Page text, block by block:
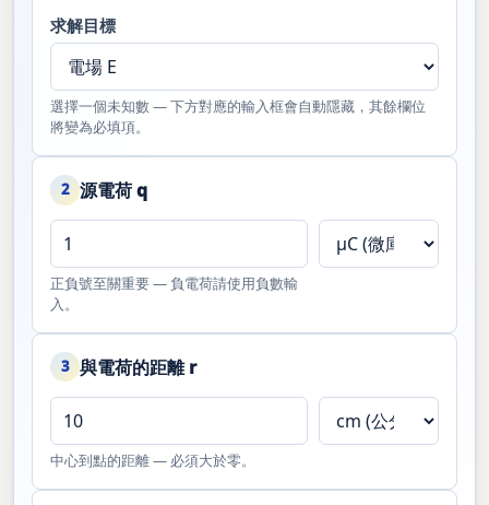
求解目標
選擇一個未知數 — 下方對應的輸入框會自動隱藏，其餘欄位
將變為必填項。
2 源電荷 q
正負號至關重要 — 負電荷請使用負數輸
入。
3 與電荷的距離 r
中心到點的距離 — 必須大於零。